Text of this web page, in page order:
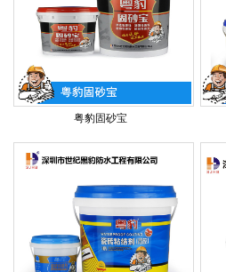
粤豹固砂宝